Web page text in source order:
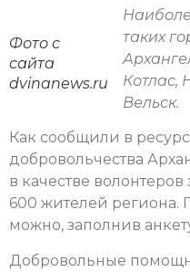
Фото с
сайта
dvinanews.ru
таких
Котлас,
Вельск.
Как сообщили в
добровольчества
в качестве
600 жителей региона.
можно, заполнив
Добровольные